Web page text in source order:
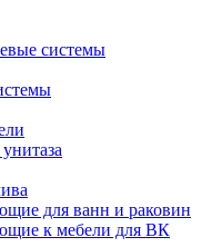
системы
для ванн и раковин
к мебели для ВК